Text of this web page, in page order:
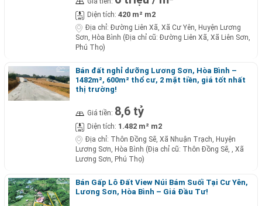
Diện tích: 420 m² m2
Địa chỉ: Đường Liên Xã, Xã Cư Yên, Huyện Lương
Sơn, Hòa Bình (Địa chỉ cũ: Đường Liên Xã, Xã Liên Sơn,
Phú Thọ)
Bán đất nghỉ dưỡng Lương Sơn, Hòa Bình –
1482m², 600m² thổ cư, 2 mặt tiền, giá tốt nhất
thị trường!
Giá tiền: 8,6 tỷ
Diện tích: 1.482 m² m2
Địa chỉ: Thôn Đồng Sẽ, Xã Nhuận Trạch, Huyện
Lương Sơn, Hòa Bình (Địa chỉ cũ: Thôn Đồng Sẽ, , Xã
Lương Sơn, Phú Thọ)
Bán Gấp Lô Đất View Núi Bám Suối Tại Cư Yên,
Lương Sơn, Hòa Bình – Giá Đầu Tư!